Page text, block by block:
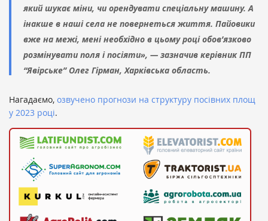
який шукає міни, чи орендувати спеціальну машину. А
інакше в наші села не повернеться життя. Пайовики
вже на межі, мені необхідно в цьому році обов’язково
розмінувати поля і посіяти», — зазначив керівник ПП
“Явірське” Олег Гірман, Харківська область.
Нагадаємо, озвучено прогнози на структуру посівних площ
у 2023 році.